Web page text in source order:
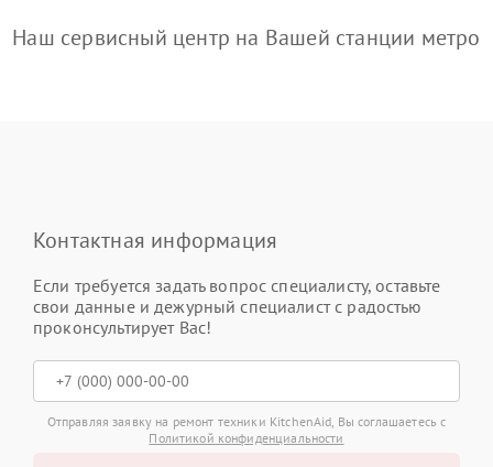
Наш сервисный центр на Вашей станции метро
Контактная информация
Если требуется задать вопрос специалисту, оставьте
свои данные и дежурный специалист с радостью
проконсультирует Вас!
Отправляя заявку на ремонт техники KitchenAid, Вы соглашаетесь с
Политикой конфиденциальности